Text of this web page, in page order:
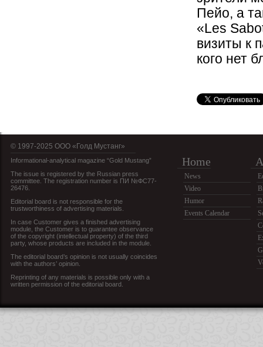
Пейо, а
«Les
визиты к
кого нет
© 1997-2025 OOO «Голд Мустанг»
Informational-analytical magazine “Gold Mustang”
The issue is registered by the Russian press
committee. The registration number is ПИ №ФС77-
26476.
Editorial board is not responsible for the
trustworthiness of advertising materials.
In case Customer gives a finished advertising
module, the Customer is to guarantee observance
of the copyright (intellectual property) of the third
party, whose products are included in the module.
The editorial board’s opinion is not usually coincides
with the authors’ opinion.
Reprinting of any materials is possible only with a
written permission of the editorial board.
Home
News
Video
Humor
Events Calendar